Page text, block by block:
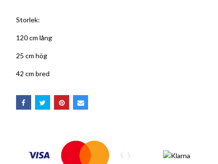
Storlek:
120 cm lång
25 cm hög
42 cm bred